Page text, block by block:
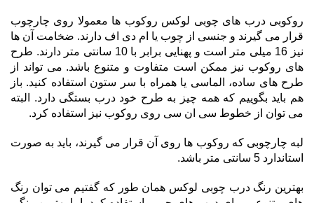
روکوبی درب های چوبی لوکس روکوب ها معمولا روی چارچوب
قرار می گیرند و جنسی از چوب یا ام دی اف دارند. ضخامت آن ها
نیز 16 میلی متر است و پهنایی برابر با 10 سانتی متر دارند. طرح
های روکوب نیز ممکن است متفاوت و متنوع باشد. می تواند از
طرح های ساده، الماسی یا همراه با سر ستون استفاده کنید. باز
هم باید بگوییم که همه چیز به طرح خود درب بستگی دارد. البته
می توان از خطوط سی ان سی روی روکوب نیز استفاده کرد.
لبه چارچوبی که روکوب ها روی آن قرار می گیرند، باید به صورت
استاندارد 5 سانتی متر باشد.
بهترین رنگ درب چوبی لوکس همان طور که گفتیم می توان رنگ